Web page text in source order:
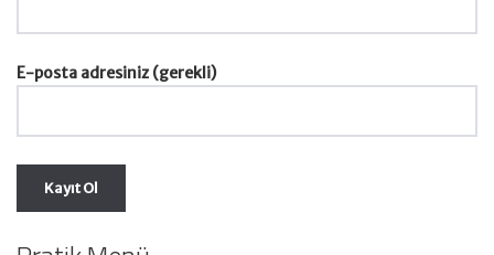
E-posta adresiniz (gerekli)